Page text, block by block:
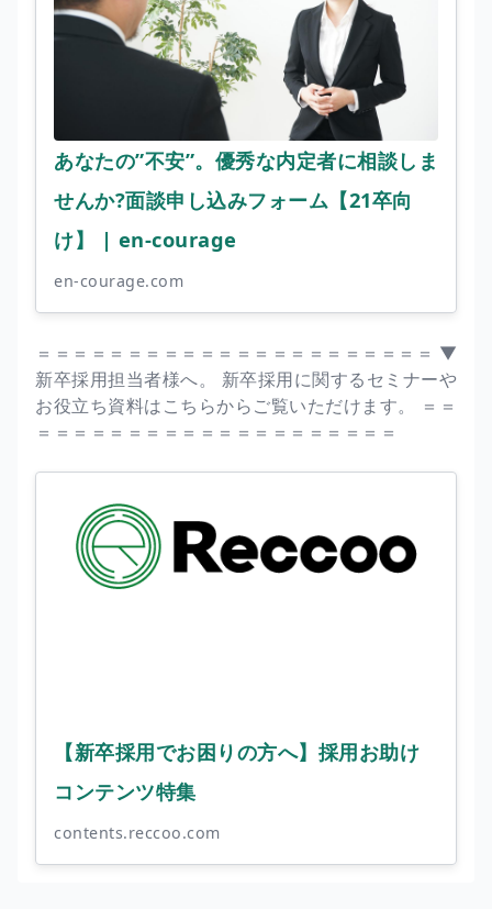
あなたの”不安”。優秀な内定者に相談しま
せんか?面談申し込みフォーム【21卒向
け】 | en-courage
en-courage.com
＝＝＝＝＝＝＝＝＝＝＝＝＝＝＝＝＝＝＝＝＝＝ ▼
新卒採用担当者様へ。 新卒採用に関するセミナーや
お役立ち資料はこちらからご覧いただけます。 ＝＝
＝＝＝＝＝＝＝＝＝＝＝＝＝＝＝＝＝＝＝＝
【新卒採用でお困りの方へ】採用お助け
コンテンツ特集
contents.reccoo.com